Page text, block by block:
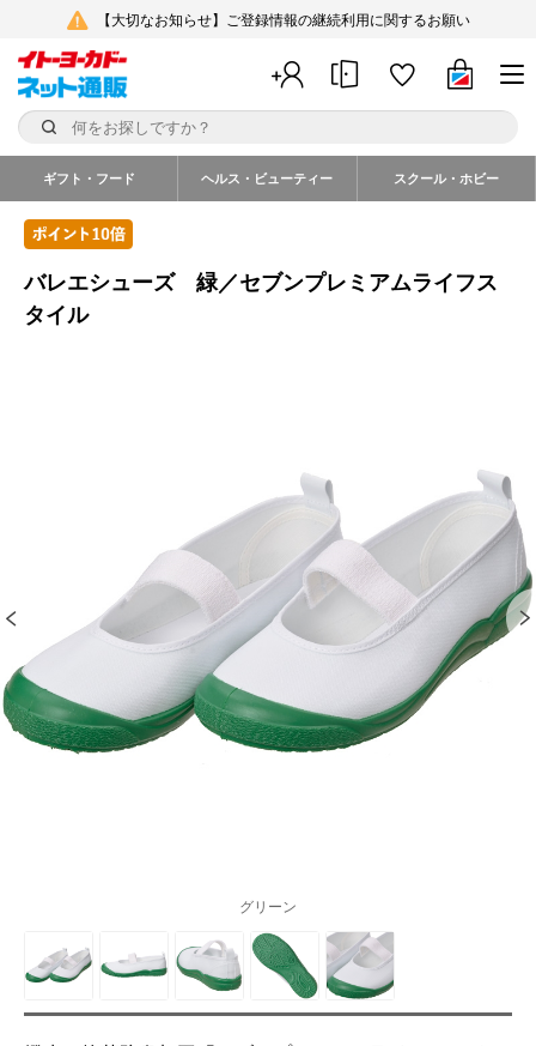
【大切なお知らせ】ご登録情報の継続利用に関するお願い
ギフト・フード ヘルス・ビューティー スクール・ホビー
バレエシューズ 緑／セブンプレミアムライフス
タイル
グリーン